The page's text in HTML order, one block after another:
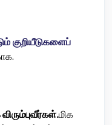
குறியீடுகளைப்
மிக